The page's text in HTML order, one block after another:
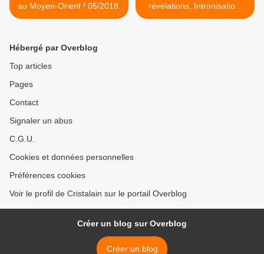
au Moyen-Orient ! 05/2018.
révélations, Intronisation,
menaces de mort...MAJ -
Hébergé par Overblog
Top articles
Pages
Contact
Signaler un abus
C.G.U.
Cookies et données personnelles
Préférences cookies
Voir le profil de Cristalain sur le portail Overblog
Créer un blog sur Overblog
Créer un blog